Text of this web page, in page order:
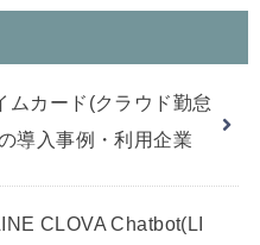
ムカード(クラウド勤怠
導入事例・利用企業
CLOVA Chatbot(LI